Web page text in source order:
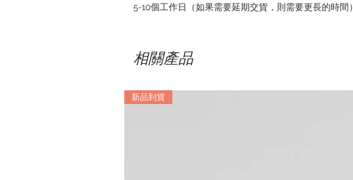
5-10個工作日（如果需要延期交貨，則需要更長的時間）
相關產品
新品到貨